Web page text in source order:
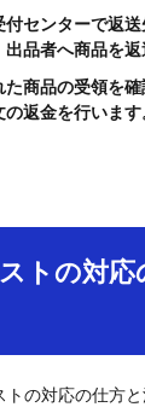
センターで返
品者へ商品を返
た商品の受領を
返金を行います
トの対応
トの対応の仕方